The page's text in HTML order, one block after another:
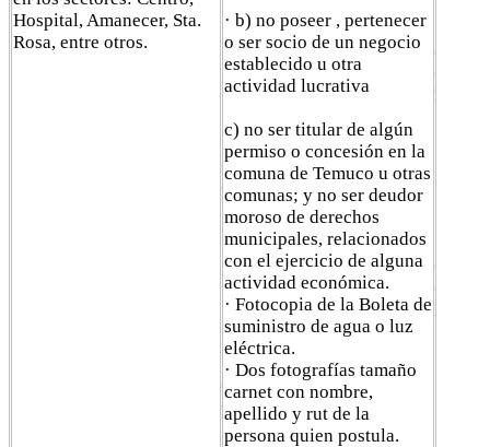
Hospital, Amanecer, Sta.
Rosa, entre otros.
· b) no poseer , pertenecer
o ser socio de un negocio
establecido u otra
actividad lucrativa
c) no ser titular de algún
permiso o concesión en la
comuna de Temuco u otras
comunas; y no ser deudor
moroso de derechos
municipales, relacionados
con el ejercicio de alguna
actividad económica.
· Fotocopia de la Boleta de
suministro de agua o luz
eléctrica.
· Dos fotografías tamaño
carnet con nombre,
apellido y rut de la
persona quien postula.